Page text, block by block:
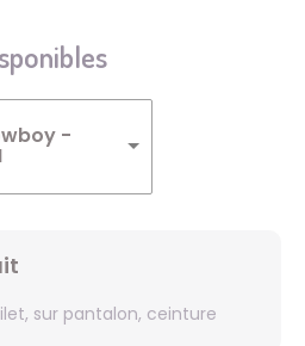
-
sur pantalon, ceinture